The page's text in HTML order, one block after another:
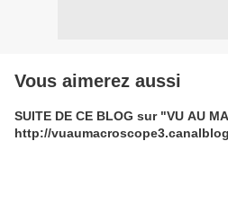
Vous aimerez aussi
SUITE DE CE BLOG sur "VU AU
http://